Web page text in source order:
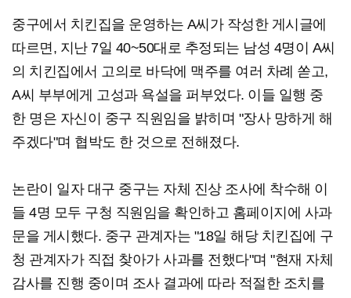
중구에서 치킨집을 운영하는 A씨가 작성한 게시글에
따르면, 지난 7일 40~50대로 추정되는 남성 4명이 A씨
의 치킨집에서 고의로 바닥에 맥주를 여러 차례 쏟고,
A씨 부부에게 고성과 욕설을 퍼부었다. 이들 일행 중
한 명은 자신이 중구 직원임을 밝히며 "장사 망하게 해
주겠다"며 협박도 한 것으로 전해졌다.
논란이 일자 대구 중구는 자체 진상 조사에 착수해 이
들 4명 모두 구청 직원임을 확인하고 홈페이지에 사과
문을 게시했다. 중구 관계자는 "18일 해당 치킨집에 구
청 관계자가 직접 찾아가 사과를 전했다"며 "현재 자체
감사를 진행 중이며 조사 결과에 따라 적절한 조치를